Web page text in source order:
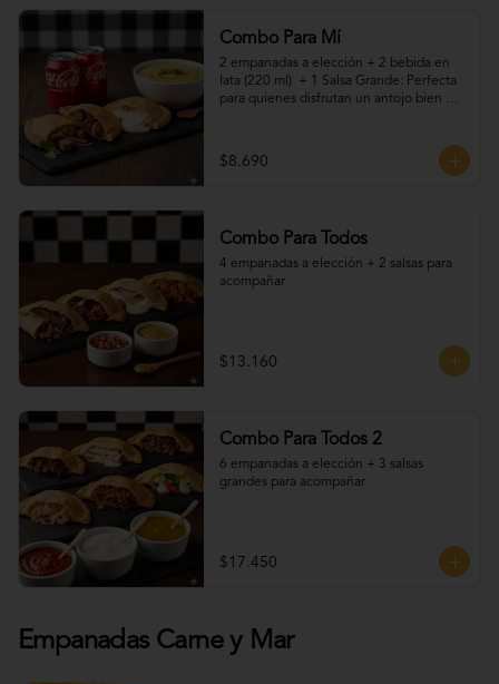
Combo Para Mí
2 empanadas a elección + 2 bebida en
lata (220 ml)  + 1 Salsa Grande: Perfecta
para quienes disfrutan un antojo bien
nuestras salsas caseras que le dan el
toque final. Ideal para una pausa rica,
$8.690
Combo Para Todos
4 empanadas a elección + 2 salsas para
acompañar
$13.160
Combo Para Todos 2
6 empanadas a elección + 3 salsas
grandes para acompañar
$17.450
Empanadas Carne y Mar